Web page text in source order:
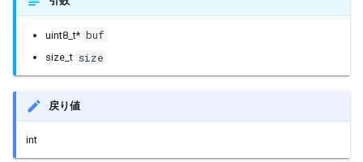
uint8_t* buf
size_t size
戻り値
int